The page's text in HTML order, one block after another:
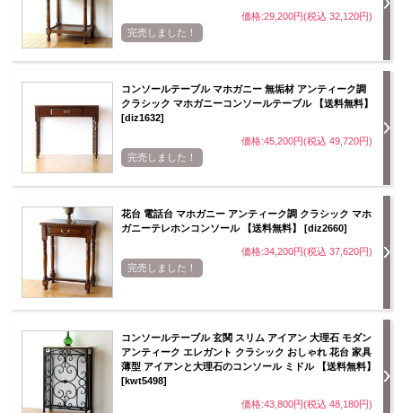
価格:29,200円(税込 32,120円)
完売しました！
コンソールテーブル マホガニー 無垢材 アンティーク調
クラシック マホガニーコンソールテーブル 【送料無料】
[diz1632]
価格:45,200円(税込 49,720円)
完売しました！
花台 電話台 マホガニー アンティーク調 クラシック マホ
ガニーテレホンコンソール 【送料無料】 [diz2660]
価格:34,200円(税込 37,620円)
完売しました！
コンソールテーブル 玄関 スリム アイアン 大理石 モダン
アンティーク エレガント クラシック おしゃれ 花台 家具
薄型 アイアンと大理石のコンソール ミドル 【送料無料】
[kwt5498]
価格:43,800円(税込 48,180円)